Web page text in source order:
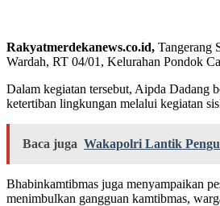
Rakyatmerdekanews.co.id, Tangerang
Wardah, RT 04/01, Kelurahan Pondok
Dalam kegiatan tersebut, Aipda Dadang
ketertiban lingkungan melalui kegiatan
Baca juga Wakapolri Lantik
Bhabinkamtibmas juga menyampaikan
menimbulkan gangguan kamtibmas,